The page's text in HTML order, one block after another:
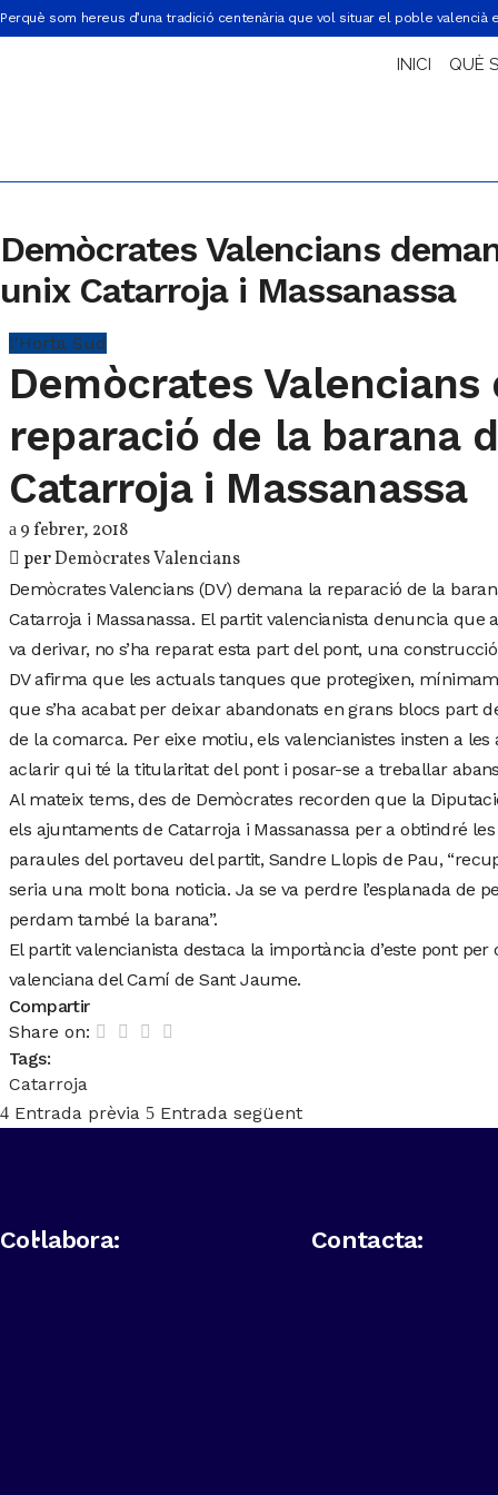
Perquè som hereus d’una tradició centenària que vol situar el poble valencià
INICI QUÈ
Demòcrates Valencians
unix Catarroja i Massanassa
l'Horta Sud
Demòcrates Valencians
reparació de la barana
Catarroja i Massanassa
9 febrer, 2018
perDemòcrates Valencians
Demòcrates Valencians (DV) demana la reparació de la
Catarroja i Massanassa. El partit valencianista denuncia
va derivar, no s’ha reparat esta part del pont, una construcció
DV afirma que les actuals tanques que protegixen,
que s’ha acabat per deixar abandonats en grans blocs part
de la comarca. Per eixe motiu, els valencianistes insten a
aclarir qui té la titularitat del pont i posar-se a treballar
Al mateix tems, des de Demòcrates recorden que la
els ajuntaments de Catarroja i Massanassa per a obtindré
paraules del portaveu del partit, Sandre Llopis de Pau,
seria una molt bona noticia. Ja se va perdre l’esplanada de
perdam també la barana”.
El partit valencianista destaca la importància d’este pont
valenciana del Camí de Sant Jaume.
Compartir
Share on:
Tags:
Catarroja
Entrada prèvia
Entrada següent
Col·labora: Contacta: